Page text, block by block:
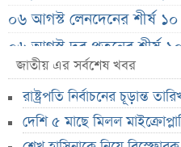
০৬ আগস্ট লেনদেনের শীর্ষ
০৬ আগস্ট দর পতনের শীর্ষ
০৬ আগস্ট দর বৃদ্ধির শীর্ষ ১০
দেশি ৫ মাছে মিলল
শেয়ার দাম অস্বাভাবিক
জাতীয় এর সর্বশেষ খবর
রাষ্ট্রপতি নির্বাচনের চূড়ান্ত
দেশি ৫ মাছে মিলল